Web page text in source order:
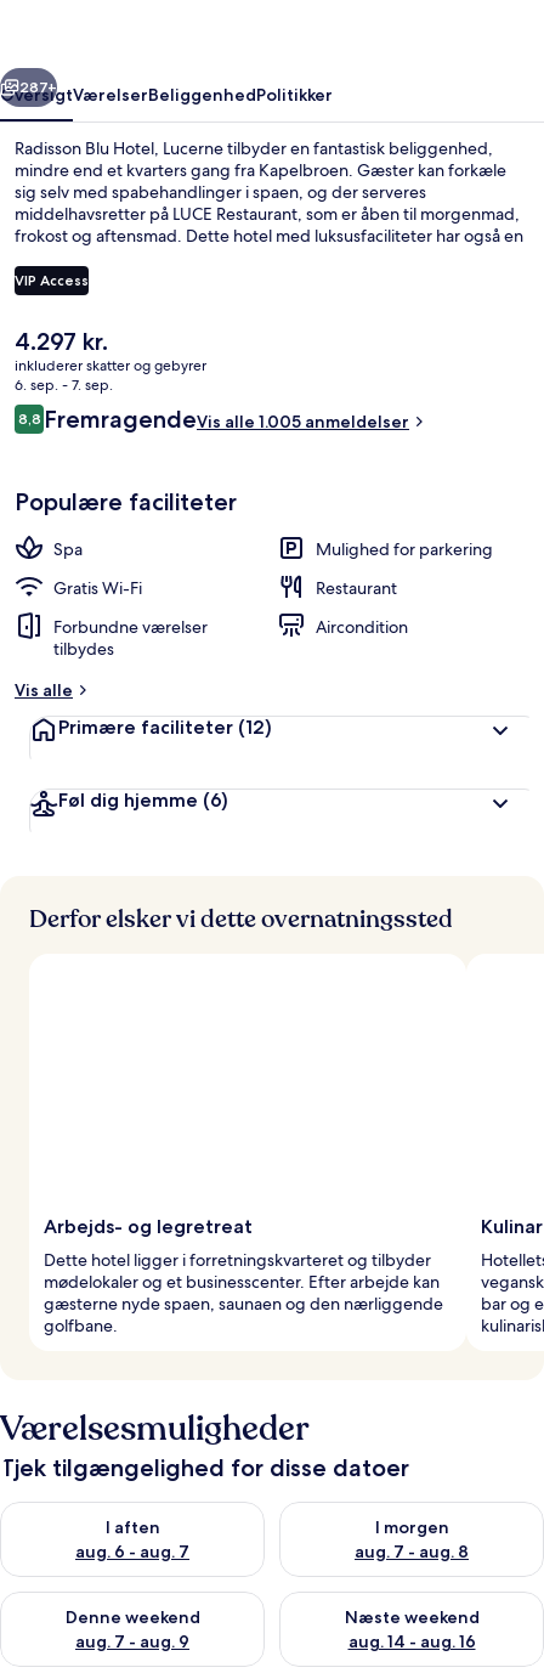
Næste
287+
OversigtVærelserBeliggenhedPolitikker
Radisson Blu Hotel, Lucerne tilbyder en fantastisk beliggenhed,
mindre end et kvarters gang fra Kapelbroen. Gæster kan forkæle
sig selv med spabehandlinger i spaen, og der serveres
middelhavsretter på LUCE Restaurant, som er åben til morgenmad,
frokost og aftensmad. Dette hotel med luksusfaciliteter har også en
med stedets hjælpsomme personale.
VIP Access
Den
nuværende
pris
er
4.297 kr.
4.297 kr.
inkluderer skatter og gebyrer
6. sep. - 7. sep.
Anmeldelser
8,88,8 ud af 10.
FremragendeVis alle 1.005 anmeldelser
Populære faciliteter
Spa
Mulighed for parkering
Gratis Wi-Fi
Restaurant
Forbundne værelser
tilbydes
Aircondition
Vis alle
Primære faciliteter (12)
Føl dig hjemme (6)
Derfor elsker vi dette overnatningssted
Arbejds- og legretreat
Dette hotel ligger i forretningskvarteret og tilbyder
mødelokaler og et businesscenter. Efter arbejde kan
gæsterne nyde spaen, saunaen og den nærliggende
golfbane.
bar og
Værelsesmuligheder
Tjek tilgængelighed for disse datoer
I aften
aug. 6 - aug. 7
Tjek tilgængelighed for i aften aug. 6 - aug. 7
I morgen
aug. 7 - aug. 8
Tjek tilgængelighed for i
Denne weekend
aug. 7 - aug. 9
Tjek tilgængelighed for denne weekend aug. 7 - aug. 9
Næste weekend
aug. 14 - aug. 16
Tjek tilgængelighed for næste